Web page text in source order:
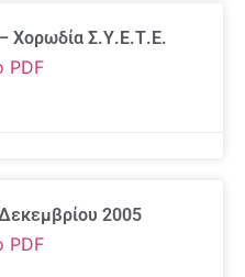
– Χορωδία Σ.Υ.Ε.Τ.Ε.
PDF
2005
PDF